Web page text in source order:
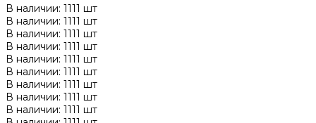
В наличии: 1111 шт
В наличии: 1111 шт
В наличии: 1111 шт
В наличии: 1111 шт
В наличии: 1111 шт
В наличии: 1111 шт
В наличии: 1111 шт
В наличии: 1111 шт
В наличии: 1111 шт